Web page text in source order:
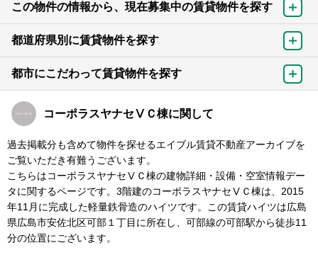
この物件の情報から、現在募集中の賃貸物件を探す
都道府県別に賃貸物件を探す
都市にこだわって賃貸物件を探す
コーポラスヤナセⅤＣ棟に関して
過去掲載分も含めて物件を探せるエイブル賃貸不動産アーカイブを
ご覧いただき有難うございます。
こちらはコーポラスヤナセⅤＣ棟の建物詳細・設備・空室情報デー
タに関するページです。3階建のコーポラスヤナセⅤＣ棟は、2015
年11月に完成した軽量鉄骨造のハイツです。この賃貸ハイツは広島
県広島市安佐北区可部１丁目に所在し、可部線の可部駅から徒歩11
分の位置にございます。